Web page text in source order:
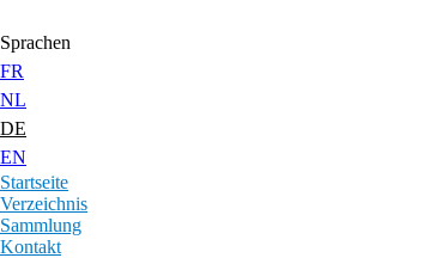
Sprachen
FR
NL
DE
EN
Startseite
Verzeichnis
Sammlung
Kontakt